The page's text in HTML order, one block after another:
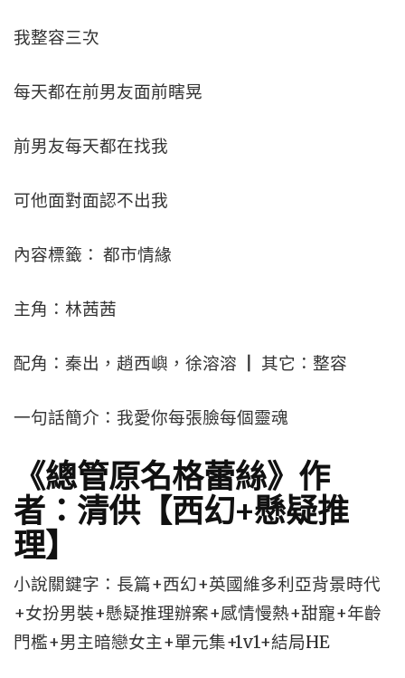
我整容三次
每天都在前男友面前瞎晃
前男友每天都在找我
可他面對面認不出我
內容標籤： 都市情緣
主角：林茜茜
配角：秦出，趙西嶼，徐溶溶 ┃ 其它：整容
一句話簡介：我愛你每張臉每個靈魂
《總管原名格蕾絲》作
者：清供【西幻+懸疑推
理】
小說關鍵字：長篇+西幻+英國維多利亞背景時代
+女扮男裝+懸疑推理辦案+感情慢熱+甜寵+年齡
門檻+男主暗戀女主+單元集+1v1+結局HE